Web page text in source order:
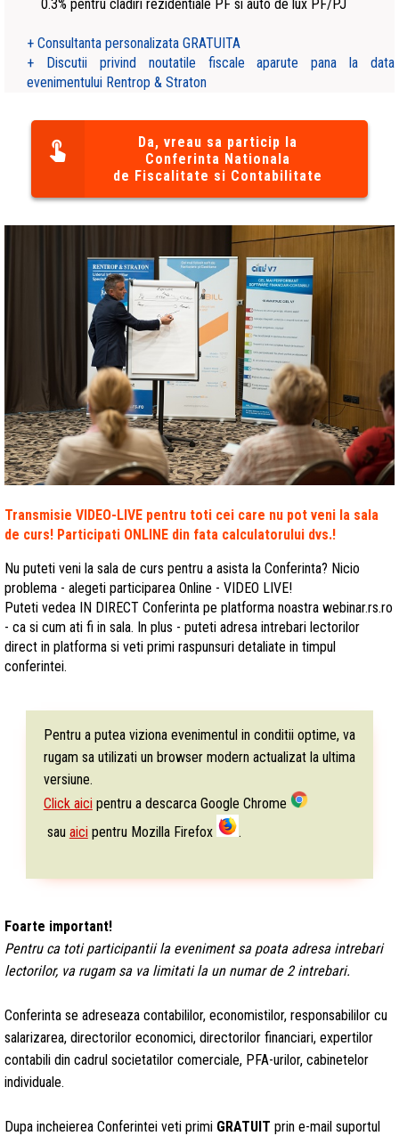
0.3% pentru cladiri rezidentiale PF si auto de lux PF/PJ
+ Consultanta personalizata GRATUITA
+ Discutii privind noutatile fiscale aparute pana la data
evenimentului Rentrop & Straton
Da, vreau sa particip la
Conferinta Nationala
de Fiscalitate si Contabilitate
Transmisie VIDEO-LIVE pentru toti cei care nu pot veni la sala
de curs! Participati ONLINE din fata calculatorului dvs.!
Nu puteti veni la sala de curs pentru a asista la Conferinta? Nicio
problema - alegeti participarea Online - VIDEO LIVE!
Puteti vedea IN DIRECT Conferinta pe platforma noastra webinar.rs.ro
- ca si cum ati fi in sala. In plus - puteti adresa intrebari lectorilor
direct in platforma si veti primi raspunsuri detaliate in timpul
conferintei.
Pentru a putea viziona evenimentul in conditii optime, va
rugam sa utilizati un browser modern actualizat la ultima
versiune.
Click aicipentru a descarca Google Chrome
sau aicipentru Mozilla Firefox .
Foarte important!
Pentru ca toti participantii la eveniment sa poata adresa intrebari
lectorilor, va rugam sa va limitati la un numar de 2 intrebari.
Conferinta se adreseaza contabililor, economistilor, responsabililor cu
salarizarea, directorilor economici, directorilor financiari, expertilor
contabili din cadrul societatilor comerciale, PFA-urilor, cabinetelor
individuale.
Dupa incheierea Conferintei veti primi GRATUIT prin e-mail suportul